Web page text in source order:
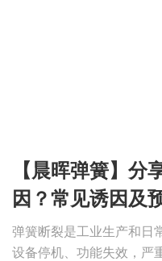
【晨晖弹簧】分
因？常见诱因及
弹簧断裂是工业生产和日
设备停机、功能失效，严